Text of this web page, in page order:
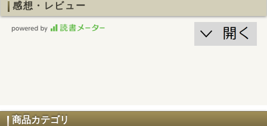
感想・レビュー
商品カテゴリ